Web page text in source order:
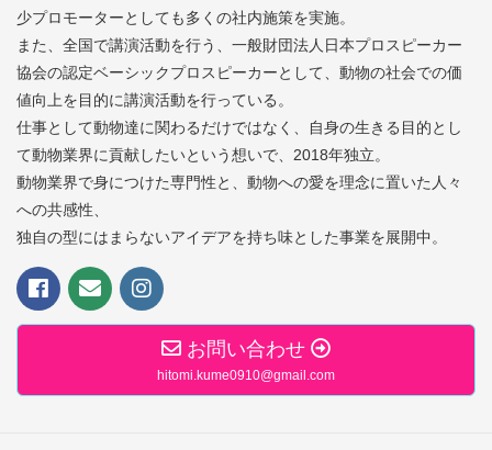
少プロモーターとしても多くの社内施策を実施。
また、全国で講演活動を行う、一般財団法人日本プロスピーカー
協会の認定ベーシックプロスピーカーとして、動物の社会での価
値向上を目的に講演活動を行っている。
仕事として動物達に関わるだけではなく、自身の生きる目的とし
て動物業界に貢献したいという想いで、2018年独立。
動物業界で身につけた専門性と、動物への愛を理念に置いた人々
への共感性、
独自の型にはまらないアイデアを持ち味とした事業を展開中。
お問い合わせ
hitomi.kume0910@gmail.com